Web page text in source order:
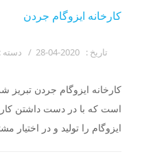
کارخانه ایزوگام جردن
تاریخ : دسته :
کارخانه ایزوگام جردن تبریز
است که با در دست داشتن
ایزوگام را تولید و در اختیار